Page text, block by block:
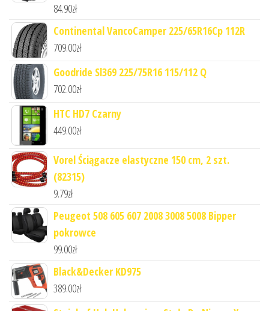
84.90zł
Continental VancoCamper 225/65R16Cp 112R
709.00zł
Goodride Sl369 225/75R16 115/112 Q
702.00zł
HTC HD7 Czarny
449.00zł
Vorel Ściągacze elastyczne 150 cm, 2 szt.
(82315)
9.79zł
Peugeot 508 605 607 2008 3008 5008 Bipper
pokrowce
99.00zł
Black&Decker KD975
389.00zł